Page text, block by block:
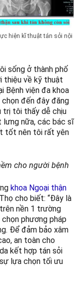
hiện kĩ thuật tán sỏi nội
sống ở thành phố
thiệu về kỹ thuật
Bệnh viện đa khoa
đến đây đăng
trị tôi thấy dễ chịu
lưng nữa, các bác sĩ
tốt nên tôi rất yên
cho người bệnh
khoa Ngoại thận
cho biết: “Đây là
nền 1 trường
phương pháp
Để đảm bảo xâm
an toàn cho
kết hợp tán sỏi
lựa chọn tối ưu